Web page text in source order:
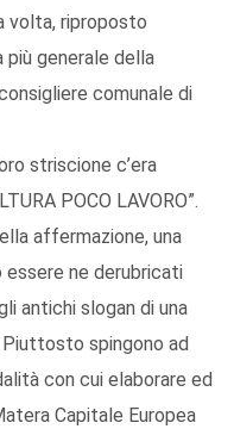
volta, riproposto
generale della
comunale di
striscione c’era
POCO LAVORO”.
affermazione, una
essere ne derubricati
antichi slogan di una
spingono ad
con cui elaborare ed
Capitale Europea